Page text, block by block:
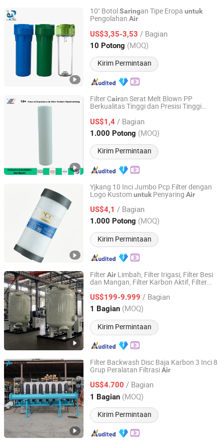
10" BotolSaringan Tipe Eropa untuk
Pengolahan Air
US$3,35-3,53 / Bagian
10 Potong (MOQ)
Kirim Permintaan
Mr. Bear Industrial Co., Ltd.
Guangdong, China Harga mulai 2025
Filter Cairan Serat Melt Blown PP
Berkualitas Tinggi dan Presisi Tinggi
Berbagai Industri
US$1,4 / Bagian
1.000 Potong (MOQ)
Kirim Permintaan
Guangdong YiLv filter Technology Co., Ltd.
Guangdong, China Harga mulai 2023
Yjkang 10 Inci Jumbo Pcp Filter dengan
Logo KustomuntukPenyaring Air
US$4,1 / Bagian
1.000 Potong (MOQ)
Kirim Permintaan
SX YJK TECH CO., LTD.
Shanxi, China Harga mulai 2025
FilterAir Limbah, Filter Irigasi, Filter Besi
dan Mangan, Filter Karbon Aktif, Filter
Backwash
US$199-9.999 / Bagian
1 Bagian (MOQ)
Kirim Permintaan
Nanjing Beite Ac Equipment Co., Ltd.
Jiangsu, China Harga mulai 2016
Filter Backwash Disc Baja Karbon 3 Inci 8
Grup Peralatan FiltrasiAir
US$4.700 / Bagian
1 Bagian (MOQ)
Kirim Permintaan
Wuxi Fengnuochang Electromechanical Technology Co.,
Ltd
Jiangsu, China Harga mulai 2026